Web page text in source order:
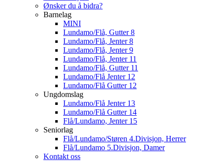
Ønsker du å bidra?
Barnelag
MINI
Lundamo/Flå, Gutter 8
Lundamo/Flå, Jenter 8
Lundamo/Flå, Jenter 9
Lundamo/Flå, Jenter 11
Lundamo/Flå, Gutter 11
Lundamo/Flå Jenter 12
Lundamo/Flå Gutter 12
Ungdomslag
Lundamo/Flå Jenter 13
Lundamo/Flå Gutter 14
Flå/Lundamo, Jenter 15
Seniorlag
Flå/Lundamo/Støren 4.Divisjon, Herrer
Flå/Lundamo 5.Divisjon, Damer
Kontakt oss